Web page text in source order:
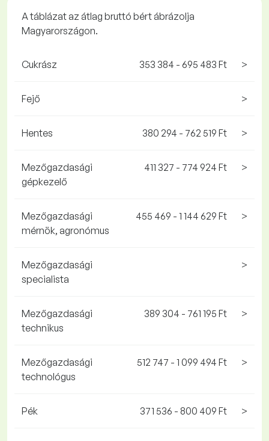
A táblázat az átlag bruttó bért ábrázolja
Magyarországon.
Cukrász 353 384 - 695 483 Ft >
Fejő >
Hentes 380 294 - 762 519 Ft >
Mezőgazdasági
gépkezelő
411 327 - 774 924 Ft >
Mezőgazdasági
mérnök, agronómus
455 469 - 1 144 629 Ft >
Mezőgazdasági
specialista
>
Mezőgazdasági
technikus
389 304 - 761 195 Ft >
Mezőgazdasági
technológus
512 747 - 1 099 494 Ft >
Pék 371 536 - 800 409 Ft >